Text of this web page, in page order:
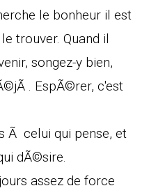
le bonheur il est
trouver. Quand il
songez-y bien,
. EspÃ©rer, c'est
Ã celui qui pense, et
dÃ©sire.
assez de force